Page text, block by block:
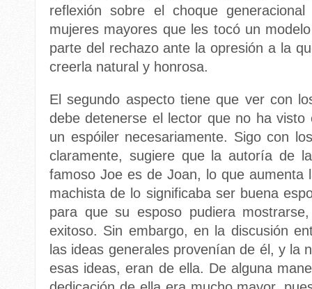
reflexión sobre el choque
mujeres mayores que les tocó un
parte del rechazo ante la opresión a la
creerla natural y honrosa.
El segundo aspecto tiene que ver con
debe detenerse el lector que no ha
un espóiler necesariamente. Sigo con
claramente, sugiere que la autoría de
famoso Joe es de Joan, lo que aumenta
machista de lo significaba ser buena
para que su esposo pudiera
exitoso. Sin embargo, en la discusión
las ideas generales provenían de él, y la
esas ideas, eran de ella. De alguna